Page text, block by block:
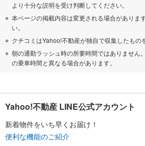
より十分な説明を受け判断してください。
本ページの掲載内容は変更される場合がありま
い。
クチコミはYahoo!不動産が独自で収集したもの
朝の通勤ラッシュ時の所要時間ではありません
の乗車時間と異なる場合があります。
Yahoo!不動産 LINE公式アカウント
新着物件をいち早くお届け！
便利な機能のご紹介